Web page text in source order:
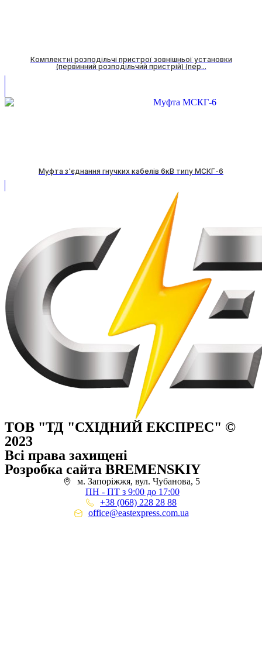
Комплектні розподільчі пристрої зовнішньої установки
(первинний розподільчий пристрій) (пер...
Муфта з'єднання гнучких кабелів 6кВ типу МСКГ-6
ТОВ "ТД "СХІДНИЙ ЕКСПРЕС" ©
2023
Всі права захищені
Розробка сайта BREMENSKIY
м. Запоріжжя, вул. Чубанова, 5
ПН - ПТ з 9:00 до 17:00
+38 (068) 228 28 88
office@eastexpress.com.ua